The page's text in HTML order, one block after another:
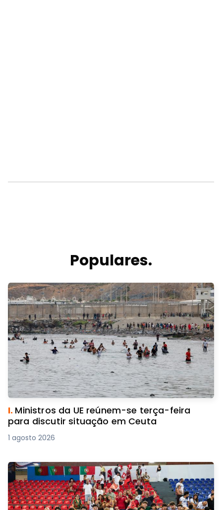
Populares.
I. Ministros da UE reúnem-se terça-feira
para discutir situação em Ceuta
1 agosto 2026